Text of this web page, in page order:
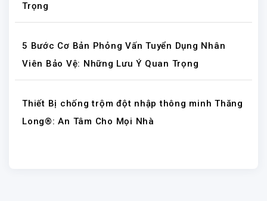
Trọng
5 Bước Cơ Bản Phỏng Vấn Tuyển Dụng Nhân
Viên Bảo Vệ: Những Lưu Ý Quan Trọng
Thiết Bị chống trộm đột nhập thông minh Thăng
Long®: An Tâm Cho Mọi Nhà